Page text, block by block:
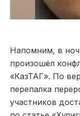
Напомним, в
произошёл
«КазТАГ». По
перепалка
участников